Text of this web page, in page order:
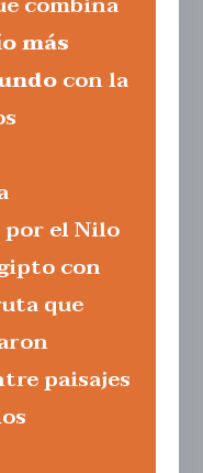
más
con la
por el Nilo
con
que
paisajes